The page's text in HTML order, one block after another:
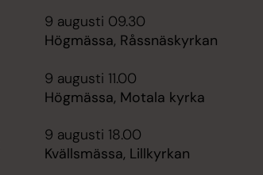
9 augusti 09.30
Högmässa, Råssnäskyrkan
9 augusti 11.00
Högmässa, Motala kyrka
9 augusti 18.00
Kvällsmässa, Lillkyrkan